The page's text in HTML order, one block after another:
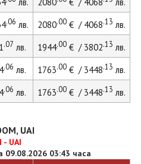
лв. 2080 € / 4068
лв.
.06 лв. 2080.00€ / 4068.13 лв.
.07 лв. 1944.00€ / 3802.13 лв.
.06 лв. 1763.00€ / 3448.13 лв.
.06 лв. 1763.00€ / 3448.13 лв.
UAI
- UAI
09.08.2026 03:43 часа